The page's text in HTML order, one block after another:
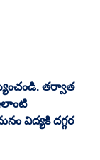
తర్వాత
విద్యకి దగ్గర